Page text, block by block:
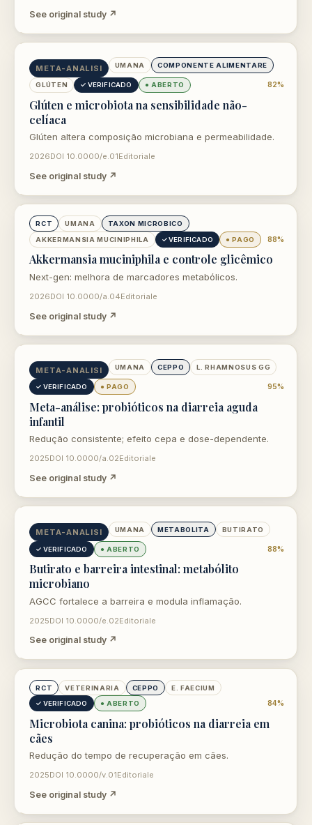
See original study ↗
opens in new tab
META-ANALISI UMANA COMPONENTE ALIMENTARE
GLÚTEN ✓ VERIFICADO ● ABERTO 82%
Glúten e microbiota na sensibilidade não-
celíaca
Glúten altera composição microbiana e permeabilidade.
2026DOI 10.0000/e.01Editoriale
See original study ↗
opens in new tab
RCT UMANA TAXON MICROBICO
AKKERMANSIA MUCINIPHILA ✓ VERIFICADO ● PAGO 88%
Akkermansia muciniphila e controle glicêmico
Next-gen: melhora de marcadores metabólicos.
2026DOI 10.0000/a.04Editoriale
See original study ↗
opens in new tab
META-ANALISI UMANA CEPPO L. RHAMNOSUS GG
✓ VERIFICADO ● PAGO 95%
Meta-análise: probióticos na diarreia aguda
infantil
Redução consistente; efeito cepa e dose-dependente.
2025DOI 10.0000/a.02Editoriale
See original study ↗
opens in new tab
META-ANALISI UMANA METABOLITA BUTIRATO
✓ VERIFICADO ● ABERTO 88%
Butirato e barreira intestinal: metabólito
microbiano
AGCC fortalece a barreira e modula inflamação.
2025DOI 10.0000/e.02Editoriale
See original study ↗
opens in new tab
RCT VETERINARIA CEPPO E. FAECIUM
✓ VERIFICADO ● ABERTO 84%
Microbiota canina: probióticos na diarreia em
cães
Redução do tempo de recuperação em cães.
2025DOI 10.0000/v.01Editoriale
See original study ↗